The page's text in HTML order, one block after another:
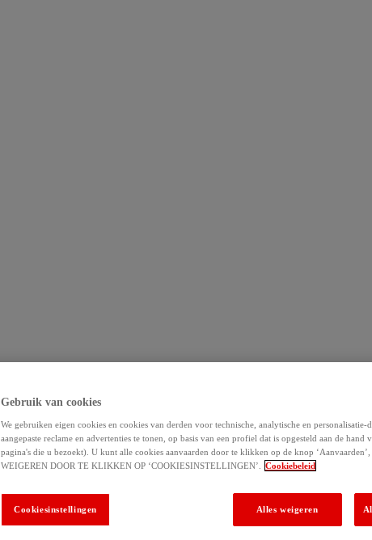
Gebruik van cookies
We gebruiken eigen cookies en cookies van derden voor technische, analytische en personalisatie-
aangepaste reclame en advertenties te tonen, op basis van een profiel dat is opgesteld aan de hand
pagina's die u bezoekt). U kunt alle cookies aanvaarden door te klikken op de knop
WEIGEREN DOOR TE KLIKKEN OP ‘COOKIESINSTELLINGEN’.
Cookiebeleid
Alles weigeren
Cookiesinstellingen